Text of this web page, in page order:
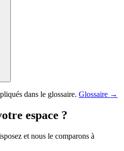
dans le glossaire. Glossaire →
espace ?
et nous le comparons à